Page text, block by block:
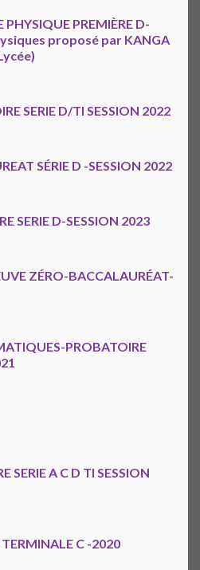
PHYSIQUE PREMIÈRE D-
proposé par KANGA
SERIE D/TI SESSION 2022
SÉRIE D -SESSION 2022
SERIE D-SESSION 2023
ZÉRO-BACCALAURÉAT-
PROBATOIRE
SERIE A C D TI SESSION
C -2020